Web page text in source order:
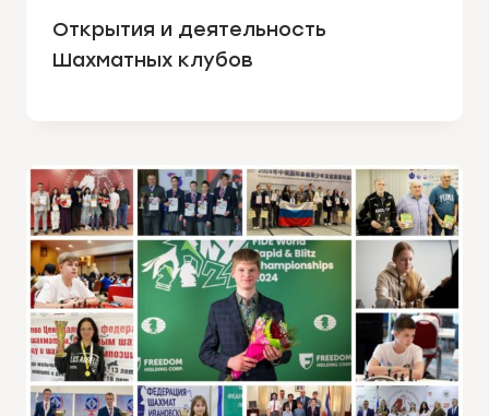
Открытия и деятельность
Шахматных клубов